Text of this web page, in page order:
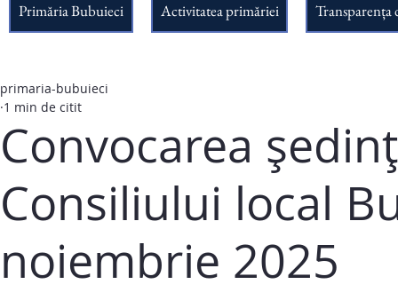
Primăria Bubuieci Activitatea primăriei Transparența
Convocarea
Consiliului local
noiembrie 2025
primaria-bubuieci
1 min de citit